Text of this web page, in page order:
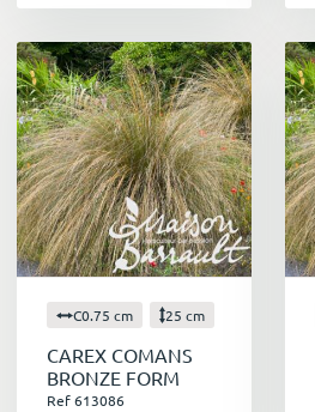
C0.75 cm 25 cm
CAREX COMANS
BRONZE FORM
Ref 613086